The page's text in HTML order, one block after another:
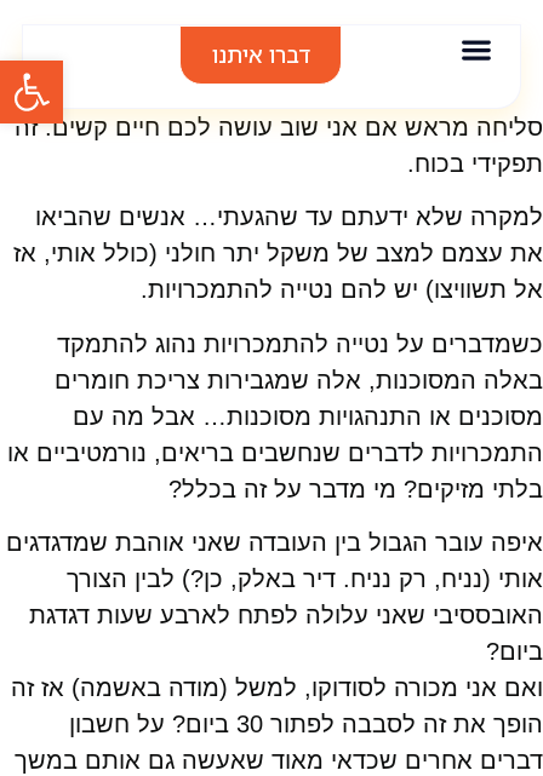
פתח דברו איתנו
סליחה מראש אם אני שוב עושה לכם חיים קשים. זה
תפקידי בכוח.
למקרה שלא ידעתם עד שהגעתי… אנשים שהביאו
את עצמם למצב של משקל יתר חולני (כולל אותי, אז
אל תשוויצו) יש להם נטייה להתמכרויות.
כשמדברים על נטייה להתמכרויות נהוג להתמקד
באלה המסוכנות, אלה שמגבירות צריכת חומרים
מסוכנים או התנהגויות מסוכנות… אבל מה עם
התמכרויות לדברים שנחשבים בריאים, נורמטיביים או
בלתי מזיקים? מי מדבר על זה בכלל?
איפה עובר הגבול בין העובדה שאני אוהבת שמדגדגים
אותי (נניח, רק נניח. דיר באלק, כן?) לבין הצורך
האובססיבי שאני עלולה לפתח לארבע שעות דגדגת
ביום?
ואם אני מכורה לסודוקו, למשל (מודה באשמה) אז זה
הופך את זה לסבבה לפתור 30 ביום? על חשבון
דברים אחרים שכדאי מאוד שאעשה גם אותם במשך